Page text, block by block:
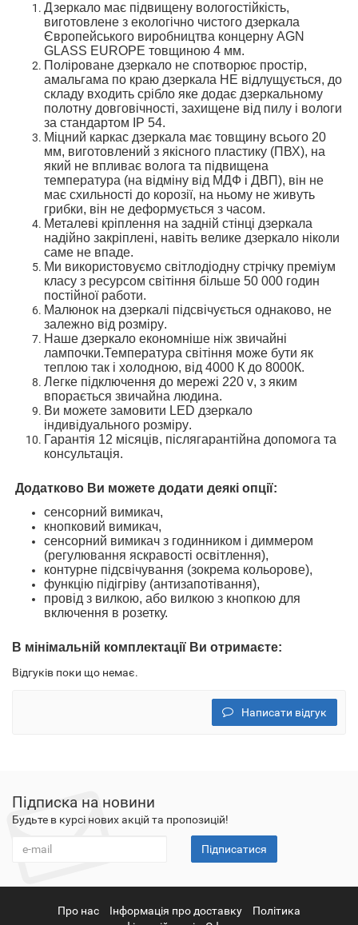
Дзеркало має підвищену вологостійкість,
виготовлене з екологічно чистого дзеркала
Європейського виробництва концерну AGN
GLASS EUROPE товщиною 4 мм.
Поліроване дзеркало не спотворює простір,
амальгама по краю дзеркала НЕ відлущується, до
складу входить срібло яке додає дзеркальному
полотну довговічності, захищене від пилу і вологи
за стандартом IP 54.
Міцний каркас дзеркала має товщину всього 20
мм, виготовлений з якісного пластику (ПВХ), на
який не впливає волога та підвищена
температура (на відміну від МДФ і ДВП), він не
має схильності до корозії, на ньому не живуть
грибки, він не деформується з часом.
Металеві кріплення на задній стінці дзеркала
надійно закріплені, навіть велике дзеркало ніколи
саме не впаде.
Ми використовуємо світлодіодну стрічку преміум
класу з ресурсом світіння більше 50 000 годин
постійноїработи.
Малюнок на дзеркалі підсвічується однаково, не
залежно від розміру.
Наше дзеркало економніше ніж звичайні
лампочки.Температура світіння може бути як
теплою так і холодною, від 4000 К до 8000К.
Легке підключення до мережі 220 v, з яким
впорається звичайна людина.
Ви можете замовити LED дзеркало
індивідуального розміру.
Гарантія 12 місяців, післягарантійна допомога та
консультація.
Додатково Ви можете додати деякі опції:
сенсорний вимикач,
кнопковий вимикач,
сенсорний вимикач з годинником і диммером
(регулювання яскравості освітлення),
контурне підсвічування (зокрема кольорове),
функцію підігріву (антизапотівання),
провід з вилкою, або вилкою з кнопкою для
включення в розетку.
В мінімальній комплектації Ви отримаєте:
Відгуків поки що немає.
Написати відгук
Підписка на новини
Будьте в курсі нових акцій та пропозицій!
Підписатися
Про нас Інформація про доставку
Політика